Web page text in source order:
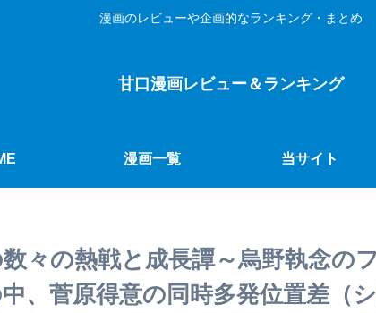
漫画のレビューや企画的なランキング・まとめ
甘口漫画レビュー＆ランキング
漫画一覧 当サイト
数々の熱戦と成長譚～烏野執念
、菅原得意の同時多発位置差（